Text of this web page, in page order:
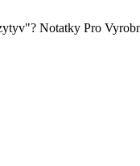
Notatky Pro